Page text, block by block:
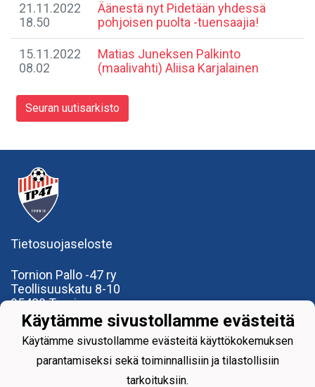
21.11.2022
18.50
Äänestä nyt Pidetään yhdessä
pohjoisen puolta -tuensaajia!
15.11.2022
08.02
Matias Juneksen Palkinto
(maalivahti) Aliisa Karjalainen
Seuran uutisarkisto
Tietosuojaseloste
Tornion Pallo -47 ry
Teollisuuskatu 8-10
95420 Tornio
+35840591 9275
office@tp47.com
Käytämme sivustollamme evästeitä
Käytämme sivustollamme evästeitä käyttökokemuksen
parantamiseksi sekä toiminnallisiin ja tilastollisiin
tarkoituksiin.